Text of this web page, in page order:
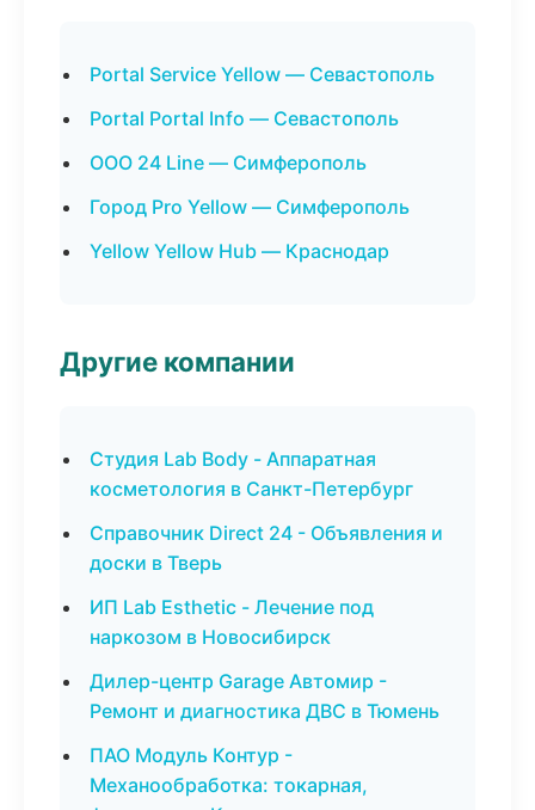
Portal Service Yellow — Севастополь
Portal Portal Info — Севастополь
ООО 24 Line — Симферополь
Город Pro Yellow — Симферополь
Yellow Yellow Hub — Краснодар
Другие компании
Студия Lab Body - Аппаратная
косметология в Санкт-Петербург
Справочник Direct 24 - Объявления и
доски в Тверь
ИП Lab Esthetic - Лечение под
наркозом в Новосибирск
Дилер-центр Garage Автомир -
Ремонт и диагностика ДВС в Тюмень
ПАО Модуль Контур -
Механообработка: токарная,